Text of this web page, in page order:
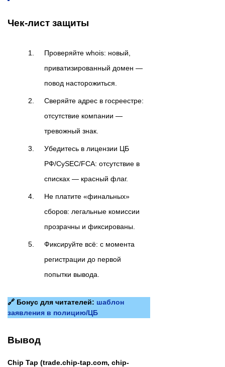
Чек-лист защиты
Проверяйте whois: новый,
приватизированный домен —
повод насторожиться.
Сверяйте адрес в госреестре:
отсутствие компании —
тревожный знак.
Убедитесь в лицензии ЦБ
РФ/CySEC/FCA: отсутствие в
списках — красный флаг.
Не платите «финальных»
сборов: легальные комиссии
прозрачны и фиксированы.
Фиксируйте всё: с момента
регистрации до первой
попытки вывода.
🔗 Бонус для читателей: шаблон
заявления в полицию/ЦБ
Вывод
Chip Tap (trade.chip-tap.com, chip-